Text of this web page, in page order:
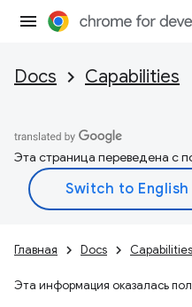
Docs Capabilities
Эта страница переведена с
Главная Docs Capabilities
Эта информация оказалась